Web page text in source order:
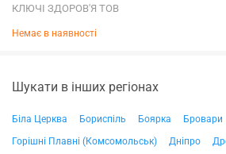
КЛЮЧІ ЗДОРОВ'Я ТОВ
Немає в наявності
Шукати в інших регіонах
Біла Церква Бориспіль Боярка Бровари
Горішні Плавні (Комсомольськ)
Дніпро